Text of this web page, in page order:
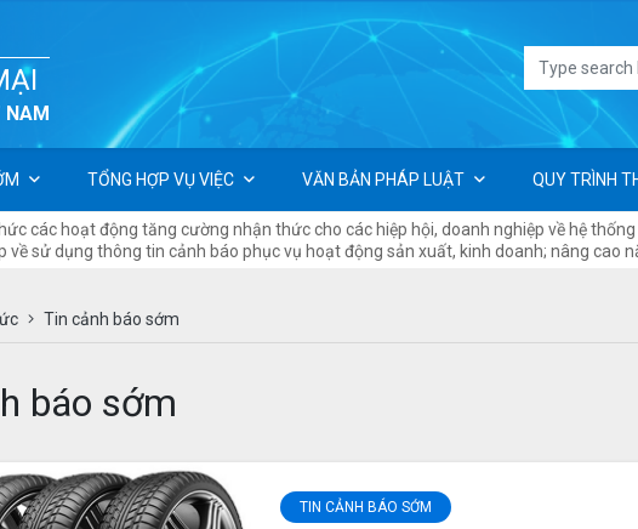
NAM
TỔNG HỢP VỤ VIỆC VĂN BẢN PHÁP LUẬT QUY TRÌNH
các hoạt động tăng cường nhận thức cho các hiệp hội, doanh nghiệp về hệ
sử dụng thông tin cảnh báo phục vụ hoạt động sản xuất, kinh doanh; nâng cao
Tin cảnh báo sớm
báo sớm
TIN CẢNH BÁO SỚM